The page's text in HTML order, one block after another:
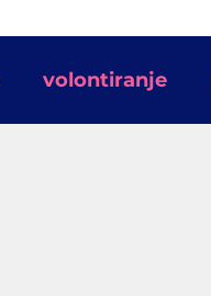
volontiranje